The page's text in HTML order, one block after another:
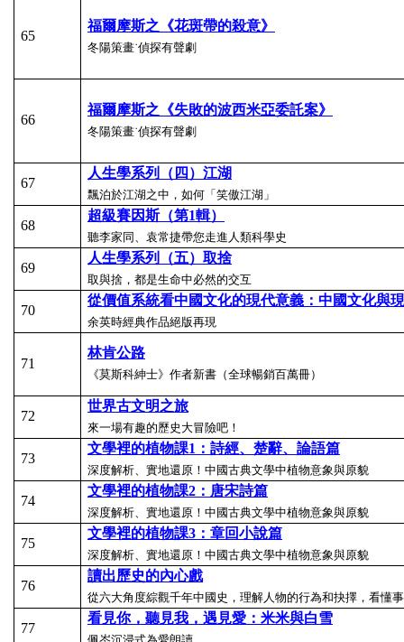
65
福爾摩斯之《花斑帶的殺意》
冬陽策畫˙偵探有聲劇
66
福爾摩斯之《失敗的波西米亞委託案》
冬陽策畫˙偵探有聲劇
67
人生學系列（四）江湖
飄泊於江湖之中，如何「笑傲江湖」
68
超級賽因斯（第1輯）
聽李家同、袁常捷帶您走進人類科學史
69
人生學系列（五）取捨
取與捨，都是生命中必然的交互
70
從價值系統看中國文化的現代意義：中國文化與
余英時經典作品絕版再現
71
林肯公路
《莫斯科紳士》作者新書（全球暢銷百萬冊）
72
世界古文明之旅
來一場有趣的歷史大冒險吧！
73
文學裡的植物課1 ：詩經、楚辭、論語篇
深度解析、實地還原！中國古典文學中植物意象與原貌
74
文學裡的植物課2 ：唐宋詩篇
深度解析、實地還原！中國古典文學中植物意象與原貌
75
文學裡的植物課3 ：章回小說篇
深度解析、實地還原！中國古典文學中植物意象與原貌
76
讀出歷史的內心戲
從六大角度綜觀千年中國史，理解人物的行為和抉擇，看懂
77
看見你，聽見我，遇見愛：米米與白雪